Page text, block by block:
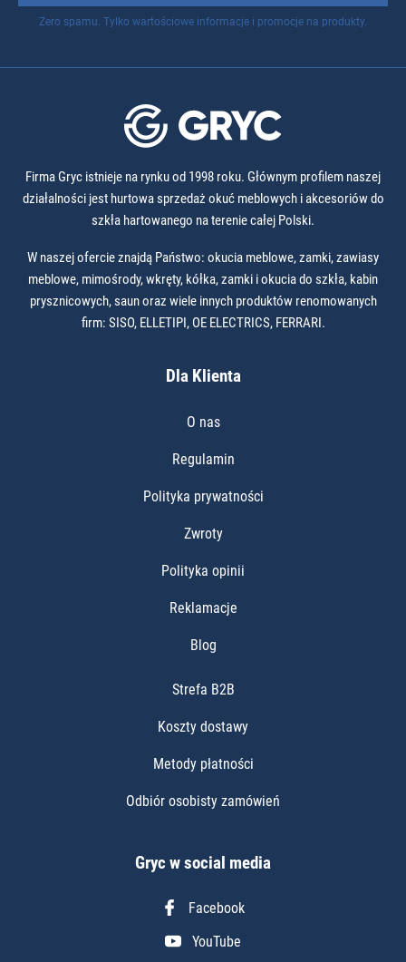
Zero spamu. Tylko wartościowe informacje i promocje na produkty.
Firma Gryc istnieje na rynku od 1998 roku. Głównym profilem naszej
działalności jest hurtowa sprzedaż okuć meblowych i akcesoriów do
szkła hartowanego na terenie całej Polski.
W naszej ofercie znajdą Państwo: okucia meblowe, zamki, zawiasy
meblowe, mimośrody, wkręty, kółka, zamki i okucia do szkła, kabin
prysznicowych, saun oraz wiele innych produktów renomowanych
firm: SISO, ELLETIPI, OE ELECTRICS, FERRARI.
Dla Klienta
O nas
Regulamin
Polityka prywatności
Zwroty
Polityka opinii
Reklamacje
Blog
Strefa B2B
Koszty dostawy
Metody płatności
Odbiór osobisty zamówień
Gryc w social media
Facebook
YouTube